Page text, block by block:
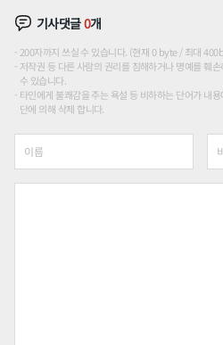
기사댓글0개
200자까지 쓰실 수 있습니다. (현재 0 byte / 최대
저작권 등 다른 사람의 권리를 침해하거나 명예를 훼
수 있습니다.
타인에게 불쾌감을 주는 욕설 등 비하하는 단어가 내
단에 의해 삭제 합니다.